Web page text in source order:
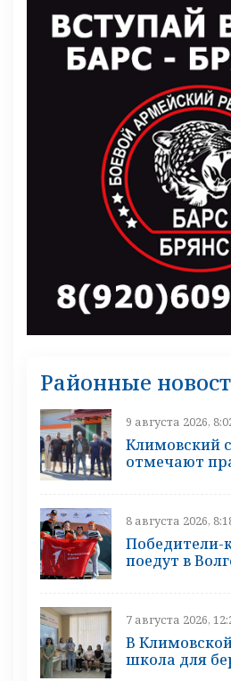
Районные
9 августа 2026,
Климовский
отмечают
8 августа 2026,
Победители-
поедут в
7 августа 2026,
В
школа для